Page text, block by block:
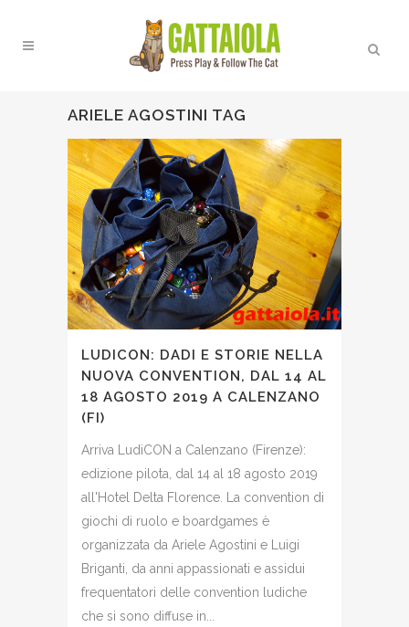
ARIELE AGOSTINI TAG
LUDICON: DADI E STORIE NELLA
NUOVA CONVENTION, DAL 14 AL
18 AGOSTO 2019 A CALENZANO
(FI)
Arriva LudiCON a Calenzano (Firenze):
edizione pilota, dal 14 al 18 agosto 2019
all'Hotel Delta Florence. La convention di
giochi di ruolo e boardgames è
organizzata da Ariele Agostini e Luigi
Briganti, da anni appassionati e assidui
frequentatori delle convention ludiche
che si sono diffuse in...